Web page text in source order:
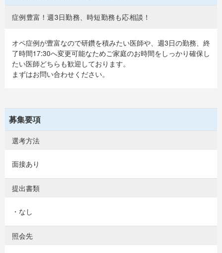
症例豊富！週3日勤務、時短勤務も応相談！
オペ症例が豊富なので研鑽を積みたい医師や、週3日の勤務、終
了時間17:30へ変更可能なためご家庭のお時間をしっかり確保し
たい医師どちらも歓迎しております。
まずはお問い合わせください。
募集要項
選考方法
面接あり
提出書類
・なし
照会先